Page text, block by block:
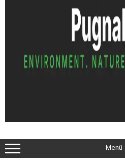
Menü